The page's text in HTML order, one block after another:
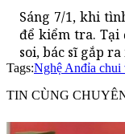
Sáng 7/1, khi
để kiểm tra. Tại
soi, bác sĩ gắp
Tags:Nghệ Anđỉa chui
TIN CÙNG